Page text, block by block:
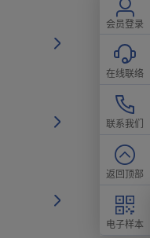
会员登录
在线联络
联系我们
返回顶部
电子样本